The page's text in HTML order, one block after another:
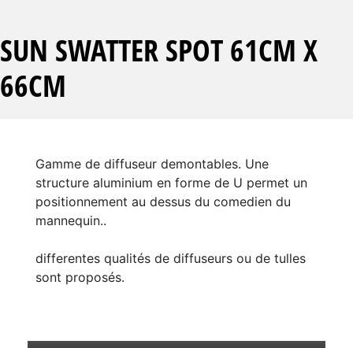
SUN SWATTER SPOT 61CM X
66CM
Gamme de diffuseur demontables. Une
structure aluminium en forme de U permet un
positionnement au dessus du comedien du
mannequin..
differentes qualités de diffuseurs ou de tulles
sont proposés.